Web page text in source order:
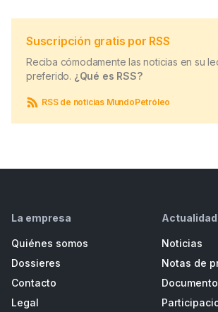
Suscripción gratis por RSS
Reciba cómodamente las noticias en su
preferido. ¿Qué es RSS?
RSS de noticias MundoPetróleo
La empresa
Quiénes somos
Dossieres
Contacto
Legal
Actualidad
Noticias
Notas de